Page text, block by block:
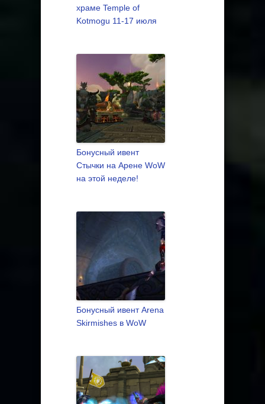
храме Temple of
Kotmogu 11-17 июля
Бонусный ивент
Стычки на Арене WoW
на этой неделе!
Бонусный ивент Arena
Skirmishes в WoW